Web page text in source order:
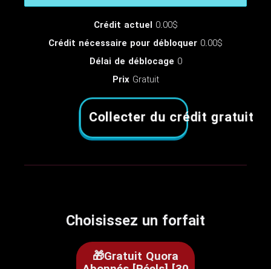
Crédit actuel 0.00$
Crédit nécessaire pour débloquer 0.00$
Délai de déblocage 0
PrixGratuit
Collecter du crédit gratuit
Choisissez un forfait
🎁Gratuit Quora